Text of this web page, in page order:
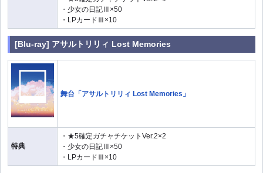
・少女の日記Ⅲ×50
・LPカードⅢ×10
[Blu-ray] アサルトリリィ Lost Memories
舞台「アサルトリリィ Lost Memories」
特典
・★5確定ガチャチケットVer.2×2
・少女の日記Ⅲ×50
・LPカードⅢ×10